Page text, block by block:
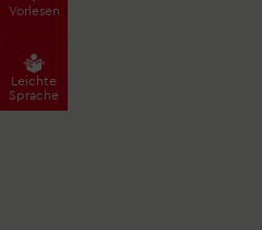
Vorlesen
Leichte
Sprache